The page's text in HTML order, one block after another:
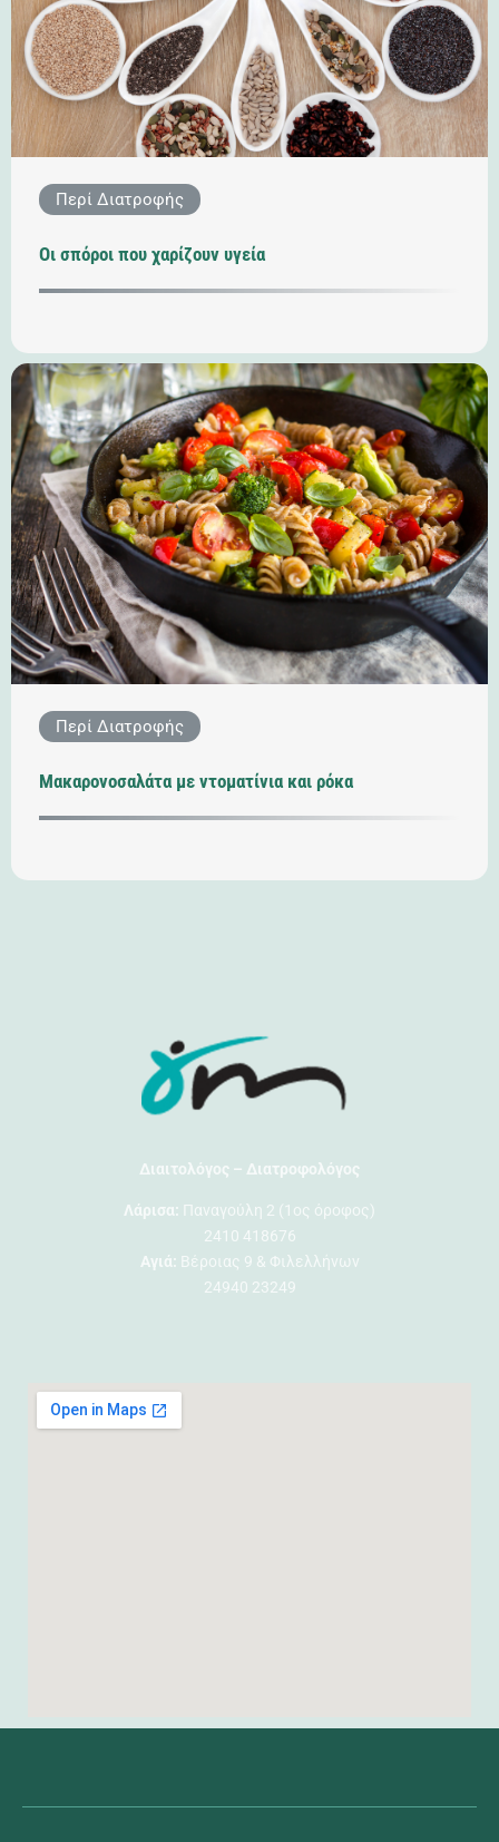
Περί Διατροφής
Οι σπόροι που χαρίζουν υγεία
Περί Διατροφής
Μακαρονοσαλάτα με ντοματίνια και ρόκα
Διαιτολόγος – Διατροφολόγος
Λάρισα: Παναγούλη 2 (1ος όροφος)
2410 418676
Αγιά: Βέροιας 9 & Φιλελλήνων
24940 23249